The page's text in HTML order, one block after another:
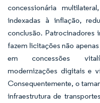
concessionária
indexadas à inflação,
conclusão. Patrocinadores
fazem licitações não
em concessões
modernizações digitais e
Consequentemente, o
infraestrutura de